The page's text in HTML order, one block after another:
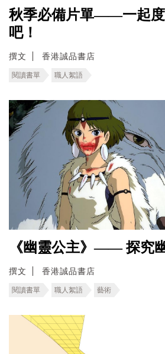
秋季必備片單——一起度
吧！
撰文 香港誠品書店
閱讀書單 職人絮語
《幽靈公主》—— 探究
撰文 香港誠品書店
閱讀書單 職人絮語 藝術